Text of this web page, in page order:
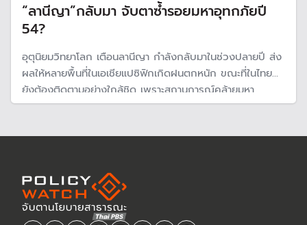
“ลานีญา”กลับมา จับตาซ้ำรอยมหาอุทกภัยปี
54?
อุตุนิยมวิทยาโลก เตือนลานีญา กำลังกลับมาในช่วงปลายปี ส่ง
ผลให้หลายพื้นที่ในเอเชียแปซิฟิกเกิดฝนตกหนัก ขณะที่ในไทย
ยังต้องติดตามอย่างใกล้ชิด เพราะสถานการณ์คล้ายมหา
อุทกภัยปี 54 จากพายุและฝนตกหนัก ทำให้ปริมาณน้ำในเขื่อน